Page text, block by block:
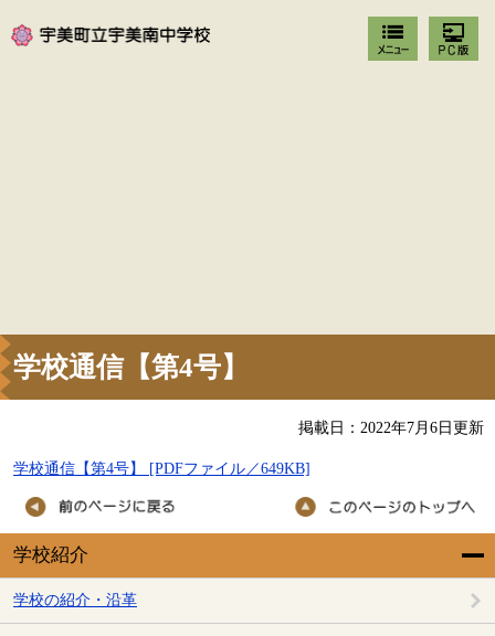
学校紹介
学校の紹介・沿革
学校通信【第4号】
掲載日：2022年7月6日更新
学校通信【第4号】 [PDFファイル／649KB]